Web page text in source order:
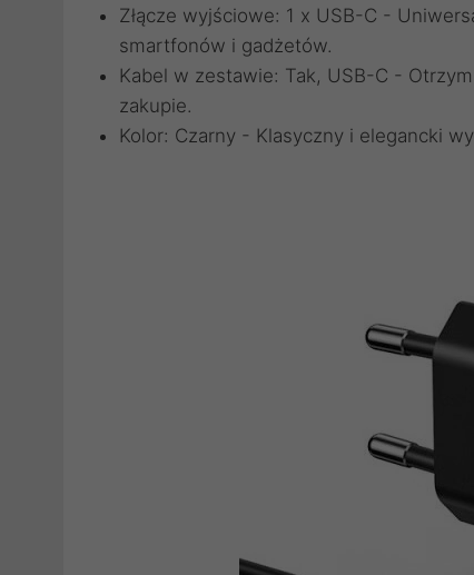
Złącze wyjściowe: 1 x USB-C -
smartfonów i gadżetów.
Kabel w zestawie: Tak, USB-C -
zakupie.
Kolor: Czarny - Klasyczny i elegancki